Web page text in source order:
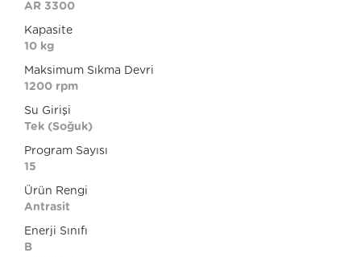
AR 3300
Kapasite
10 kg
Maksimum Sıkma Devri
1200 rpm
Su Girişi
Tek (Soğuk)
Program Sayısı
15
Ürün Rengi
Antrasit
Enerji Sınıfı
B